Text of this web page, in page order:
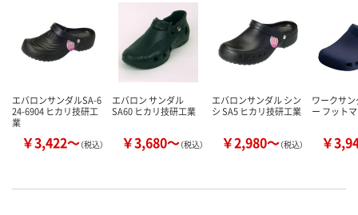
カゴへ
数量
カゴへ カ
エバロンサンダルSA-6
24-6904 ヒカリ技研工
業
￥3,422～（税込）
エバロン サンダル
SA60 ヒカリ技研工業
￥3,680～（税込）
エバロンサンダル シン
シ SA5 ヒカリ技研工業
￥2,980～（税込）
ワークサ
ー フット
￥